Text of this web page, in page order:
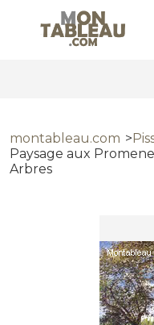
montableau.com
Paysage aux
Arbres